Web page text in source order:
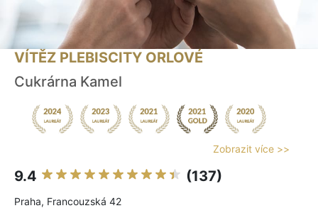
VÍTĚZ PLEBISCITY ORLOVÉ
Cukrárna Kamel
Zobrazit více >>
9.4 (137)
Praha, Francouzská 42